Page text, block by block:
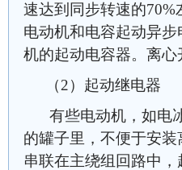
速达到同步转速的
电动机和电容起动异
机的起动电容器。离
（2）起动继电器
有些电动机，如电
的罐子里，不便于安
串联在主绕组回路中